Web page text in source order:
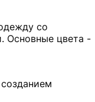
со
Основные цвета -